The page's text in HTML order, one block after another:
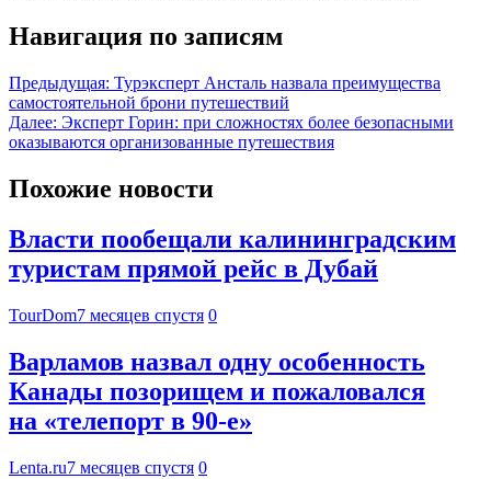
Навигация по записям
Предыдущая: Турэксперт Ансталь назвала преимущества
самостоятельной брони путешествий
Далее: Эксперт Горин: при сложностях более безопасными
оказываются организованные путешествия
Похожие новости
Власти пообещали калининградским
туристам прямой рейс в Дубай
TourDom7 месяцев спустя 0
Варламов назвал одну особенность
Канады позорищем и пожаловался
на «телепорт в 90-е»
Lenta.ru7 месяцев спустя 0